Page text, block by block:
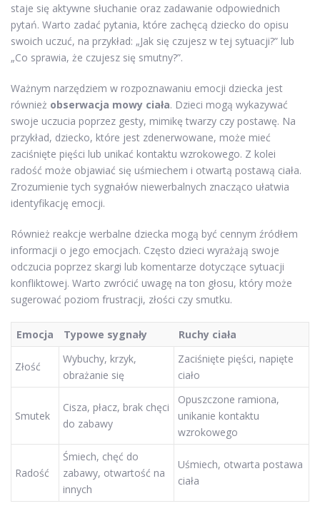
staje się aktywne słuchanie oraz zadawanie odpowiednich
pytań. Warto zadać pytania, które zachęcą dziecko do opisu
swoich uczuć, na przykład: „Jak się czujesz w tej sytuacji?” lub
„Co sprawia, że czujesz się smutny?”.
Ważnym narzędziem w rozpoznawaniu emocji dziecka jest
również obserwacja mowy ciała. Dzieci mogą wykazywać
swoje uczucia poprzez gesty, mimikę twarzy czy postawę. Na
przykład, dziecko, które jest zdenerwowane, może mieć
zaciśnięte pięści lub unikać kontaktu wzrokowego. Z kolei
radość może objawiać się uśmiechem i otwartą postawą ciała.
Zrozumienie tych sygnałów niewerbalnych znacząco ułatwia
identyfikację emocji.
Również reakcje werbalne dziecka mogą być cennym źródłem
informacji o jego emocjach. Często dzieci wyrażają swoje
odczucia poprzez skargi lub komentarze dotyczące sytuacji
konfliktowej. Warto zwrócić uwagę na ton głosu, który może
sugerować poziom frustracji, złości czy smutku.
Emocja Typowe sygnały Ruchy ciała
Złość
Wybuchy, krzyk,
obrażanie się
Zaciśnięte pięści, napięte
ciało
Smutek
Cisza, płacz, brak chęci
do zabawy
Opuszczone ramiona,
unikanie kontaktu
wzrokowego
Radość
Śmiech, chęć do
zabawy, otwartość na
innych
Uśmiech, otwarta postawa
ciała